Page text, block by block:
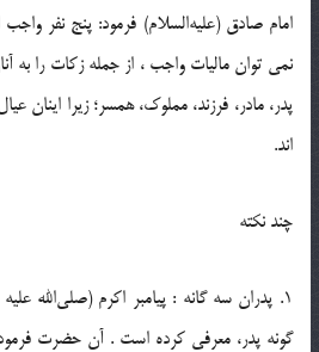
امام صادق (علیه‌السلام) فرمود: پنج نفر واجب
نمى توان مالیات واجب ، از جمله زكات را به
پدر، مادر، فرزند، مملوك، همسر؛ زیرا اینان
اند.
چند نكته
1. پدران سه گانه : پیامبر اكرم (صلی‌الله‌
گونه پدر، معرفى كرده است . آن حضرت